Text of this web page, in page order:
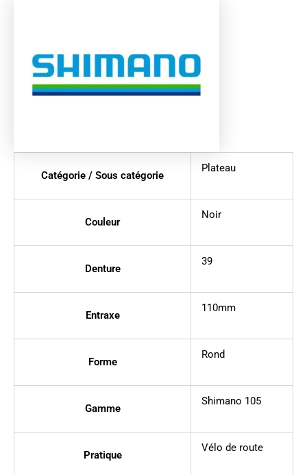
Catégorie / Sous catégorie
Plateau
Couleur
Noir
Denture
39
Entraxe
110mm
Forme
Rond
Gamme
Shimano 105
Pratique
Vélo de route